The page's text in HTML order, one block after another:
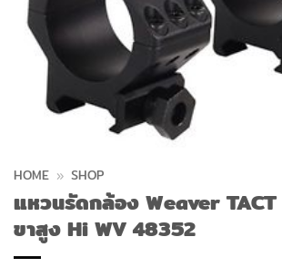
HOME » SHOP
แหวนรัดกล้อง Weaver
ขาสูง Hi WV 48352